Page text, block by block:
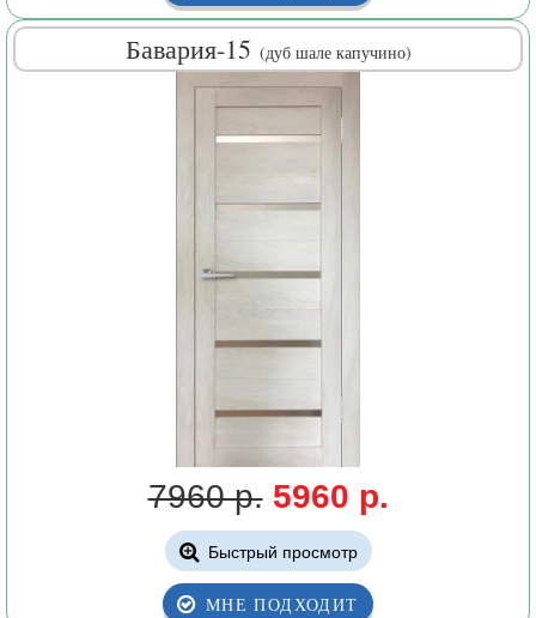
Бавария-15 (дуб шале капучино)
7960 р. 5960 р.
Быстрый просмотр
МНЕ ПОДХОДИТ